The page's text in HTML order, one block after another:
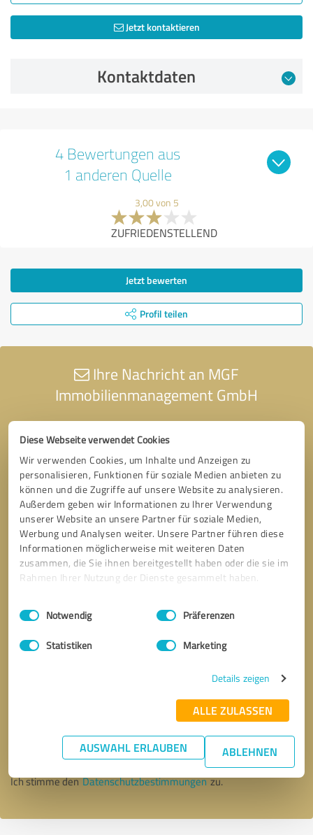
Diese Webseite verwendet Cookies
Wir verwenden Cookies, um Inhalte und Anzeigen zu
personalisieren, Funktionen für soziale Medien anbieten zu
können und die Zugriffe auf unsere Website zu analysieren.
Außerdem geben wir Informationen zu Ihrer Verwendung
unserer Website an unsere Partner für soziale Medien,
Werbung und Analysen weiter. Unsere Partner führen diese
Informationen möglicherweise mit weiteren Daten
zusammen, die Sie ihnen bereitgestellt haben oder die sie im
Rahmen Ihrer Nutzung der Dienste gesammelt haben.
Impressum Datenschutzbestimmungen
Einwilligungsauswahl
Notwendig Präferenzen
Statistiken Marketing
Details zeigen
ALLE ZULASSEN
AUSWAHL ERLAUBEN ABLEHNEN
Jetzt kontaktieren
Kontaktdaten
4 Bewertungen aus
1 anderen Quelle
3,00 von 5
ZUFRIEDENSTELLEND
Jetzt bewerten
Profil teilen
Ihre Nachricht an MGF
Immobilienmanagement GmbH
* Erforderliche Angaben
Nachricht senden
Ich stimme denDatenschutzbestimmungenzu.